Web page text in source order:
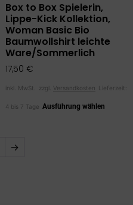
Box to Box Spielerin,
Lippe-Kick Kollektion,
Woman Basic Bio
Baumwollshirt leichte
Ware/Sommerlich
17,50 €
inkl. MwSt. zzgl. Versandkosten Lieferzeit:
4 bis 7 Tage Ausführung wählen
→